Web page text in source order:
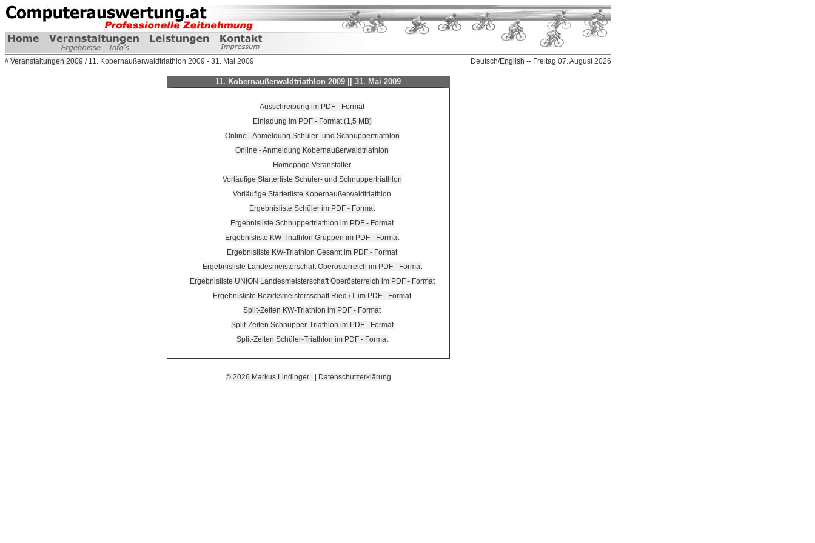
//Veranstaltungen 2009 / 11. Kobernaußerwaldtriathlon 2009 - 31. Mai 2009 Deutsch/English -- Freitag 07. August 2026
11. Kobernaußerwaldtriathlon 2009 || 31. Mai 2009
Ausschreibung im PDF - Format
Einladung im PDF - Format (1,5 MB)
Online - Anmeldung Schüler- und Schnuppertriathlon
Online - Anmeldung Kobernaußerwaldtriathlon
Homepage Veranstalter
Vorläufige Starterliste Schüler- und Schnuppertriathlon
Vorläufige Starterliste Kobernaußerwaldtriathlon
Ergebnisliste Schüler im PDF - Format
Ergebnisliste Schnuppertriathlon im PDF - Format
Ergebnisliste KW-Triathlon Gruppen im PDF - Format
Ergebnisliste KW-Triathlon Gesamt im PDF - Format
Ergebnisliste Landesmeisterschaft Oberösterreich im PDF - Format
Ergebnisliste UNION Landesmeisterschaft Oberösterreich im PDF - Format
Ergebnisliste Bezirksmeistersschaft Ried / I. im PDF - Format
Split-Zeiten KW-Triathlon im PDF - Format
Split-Zeiten Schnupper-Triathlon im PDF - Format
Split-Zeiten Schüler-Triathlon im PDF - Format
© 2026 Markus Lindinger Datenschutzerklärung